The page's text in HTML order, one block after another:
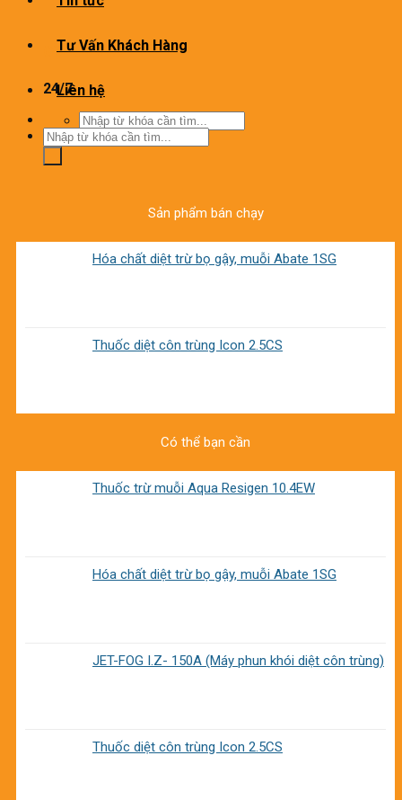
Giờ làm việc
24/7
Tìm
kiếm:
Tư Vấn Khách Hàng
Liên hệ
Tìm
kiếm:
Sản phẩm bán chạy
Hóa chất diệt trừ bọ gậy, muỗi Abate 1SG
Thuốc diệt côn trùng Icon 2.5CS
Có thể bạn cần
Thuốc trừ muỗi Aqua Resigen 10.4EW
Hóa chất diệt trừ bọ gậy, muỗi Abate 1SG
JET-FOG I.Z- 150A (Máy phun khói diệt côn trùng)
Thuốc diệt côn trùng Icon 2.5CS